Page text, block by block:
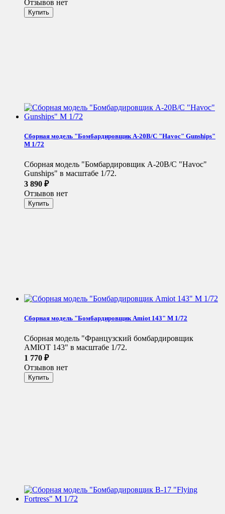
Отзывов нет
Сборная модель "Бомбардировщик A-20B/C "Havoc" Gunships"
М 1/72
Сборная модель "Бомбардировщик A-20B/C "Havoc"
Gunships" в масштабе 1/72.
3 890 ₽
Отзывов нет
Сборная модель "Бомбардировщик Amiot 143" М 1/72
Сборная модель "Французский бомбардировщик
AMIOT 143" в масштабе 1/72.
1 770 ₽
Отзывов нет